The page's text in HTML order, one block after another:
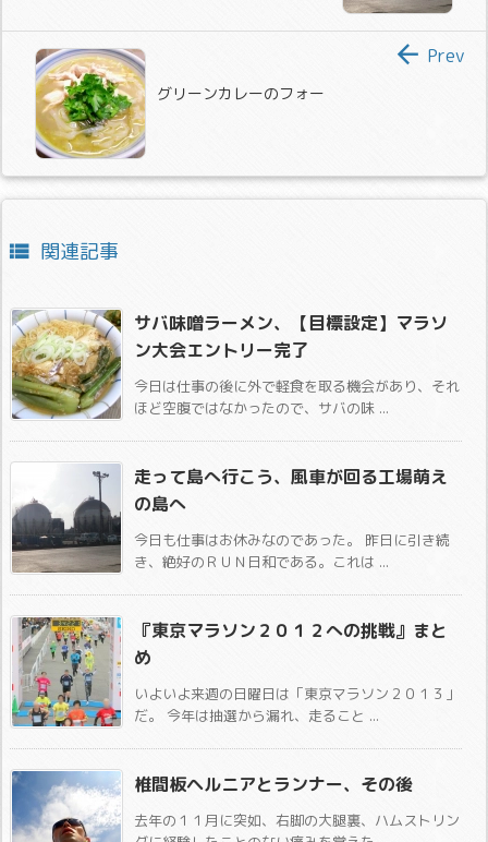
グリーンカレーのフォー
 Prev
 関連記事
サバ味噌ラーメン、【目標設定】マラソ
ン大会エントリー完了
今日は仕事の後に外で軽食を取る機会があり、それ
ほど空腹ではなかったので、サバの味 ...
走って島へ行こう、風車が回る工場萌え
の島へ
今日も仕事はお休みなのであった。 昨日に引き続
き、絶好のＲＵＮ日和である。これは ...
『東京マラソン２０１２への挑戦』まと
め
いよいよ来週の日曜日は「東京マラソン２０１３」
だ。 今年は抽選から漏れ、走ること ...
椎間板ヘルニアとランナー、その後
去年の１１月に突如、右脚の大腿裏、ハムストリン